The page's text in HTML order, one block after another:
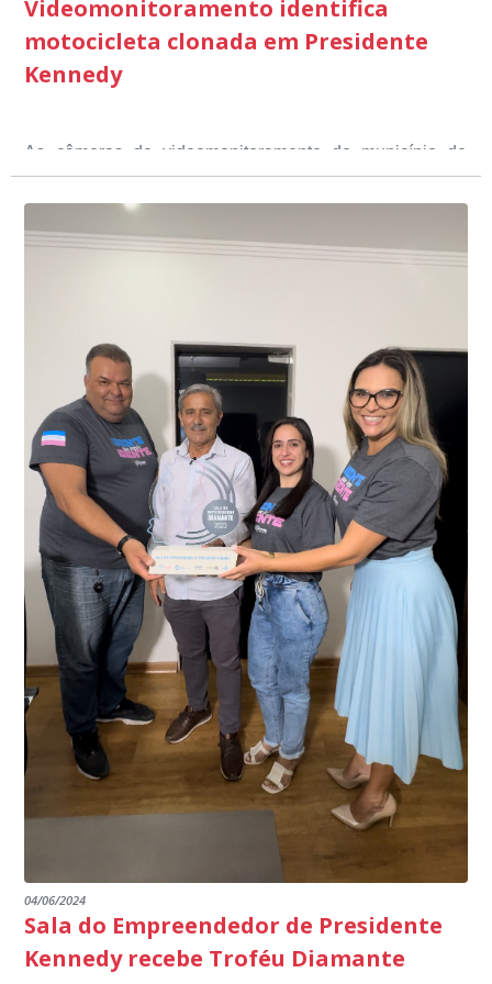
Videomonitoramento identifica
motocicleta clonada em Presidente
Kennedy
As câmeras de videomonitoramento do município de
Presidente Kennedy identificaram neste fim de semana,
01 de junho, uma motocicleta com indícios de
adulteração, imediatamente, a central de
videomonitoramento acionou a Guarda Civil Municipal,
Durante a abordagem a adulteração foi comprovada,
através da conferência do Chassi, a motocicleta, bem
conta do sistema de videomonitoramento instalado
recentemente em todo o município de Presidente
Kennedy, o sistema é integrado com outros municípios
do país, sendo possível a identificação de veículos por
meio do cruzamento de informações, nesse caso
específico, com dados de uma cidade do Estado do Rio
de Janeiro.
“Mais de 100 câmeras foram instaladas na sede e no
interior de Presidente Kennedy, garantindo mais
segurança à população, seja nas ruas, no comércio, os
produtores agropecuários. Estamos no rumo certo,
parabéns a todos os servidores que contribuem para a
segurança da nossa cidade”, destaca o prefeito Dorlei
Fontão.
04/06/2024
Sala do Empreendedor de Presidente
Kennedy recebe Troféu Diamante